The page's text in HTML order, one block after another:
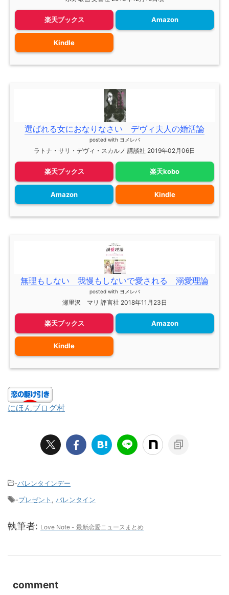
楽天ブックス Amazon
Kindle
選ばれる女におなりなさい デヴィ夫人の婚活論
posted with ヨメレバ
ラトナ・サリ・デヴィ・スカルノ 講談社 2019年02月06日
楽天ブックス 楽天kobo
Amazon Kindle
無理もしない 我慢もしないで愛される 溺愛理論
posted with ヨメレバ
瀬里沢 マリ 評言社 2018年11月23日
楽天ブックス Amazon
Kindle
にほんブログ村
-バレンタインデー
-プレゼント , バレンタイン
執筆者: Love Note - 最新恋愛ニュースまとめ
comment